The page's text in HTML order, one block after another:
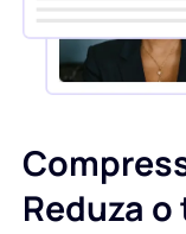
Reduza